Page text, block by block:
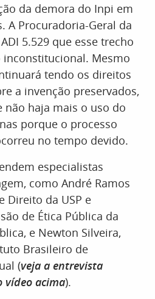
da demora do Inpi em
A Procuradoria-Geral da
5.529 que esse trecho
inconstitucional. Mesmo
tendo os direitos
a invenção preservados,
não haja mais o uso do
porque o processo
no tempo devido.
especialistas
como André Ramos
Direito da USP e
de Ética Pública da
e Newton Silveira,
Brasileiro de
(veja a entrevista
vídeo acima).